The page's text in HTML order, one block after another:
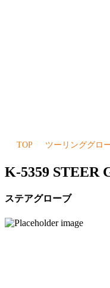
TOP ツーリンググロ
K-5359 STEER
ステアグローブ